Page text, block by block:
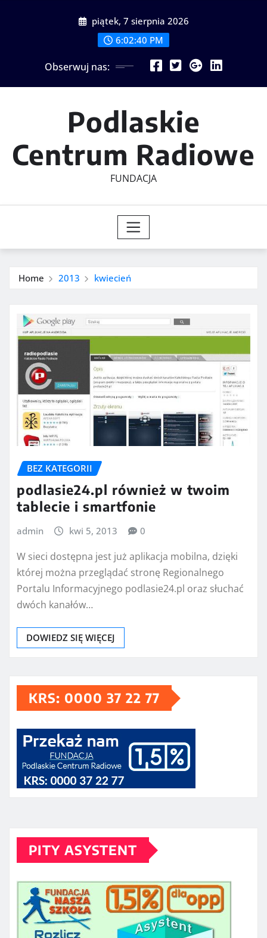
piątek, 7 sierpnia 2026
6:02:41 PM
Obserwuj nas:
Podlaskie
Centrum Radiowe
FUNDACJA
Home 2013 kwiecień
BEZ KATEGORII
podlasie24.pl również w twoim
tablecie i smartfonie
admin kwi 5, 2013 0
W sieci dostępna jest już aplikacja mobilna, dzięki
której można przeglądać stronę Regionalnego
Portalu Informacyjnego podlasie24.pl oraz słuchać
dwóch kanałów…
DOWIEDZ SIĘ WIĘCEJ
KRS: 0000 37 22 77
PITY ASYSTENT